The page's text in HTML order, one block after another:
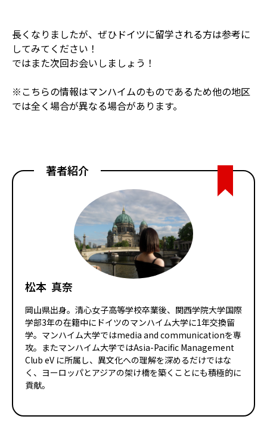
長くなりましたが、ぜひドイツに留学される方は参考に
してみてください！
ではまた次回お会いしましょう！
※こちらの情報はマンハイムのものであるため他の地区
では全く場合が異なる場合があります。
著者紹介
松本 真奈
岡山県出身。清心女子高等学校卒業後、関西学院大学国際
学部3年の在籍中にドイツのマンハイム大学に1年交換留
学。マンハイム大学ではmedia and communicationを専
攻。またマンハイム大学ではAsia-Pacific Management
Club eV に所属し、異文化への理解を深めるだけではな
く、ヨーロッパとアジアの架け橋を築くことにも積極的に
貢献。